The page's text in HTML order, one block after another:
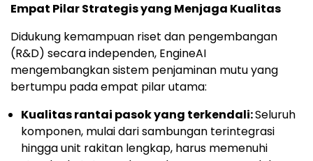
Empat Pilar Strategis yang Menjaga Kualitas
Didukung kemampuan riset dan pengembangan
(R&D) secara independen, EngineAI
mengembangkan sistem penjaminan mutu yang
bertumpu pada empat pilar utama:
Kualitas rantai pasok yang terkendali:Seluruh
komponen, mulai dari sambungan terintegrasi
hingga unit rakitan lengkap, harus memenuhi